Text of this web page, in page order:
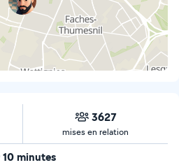
3627
mises en relation
10 minutes